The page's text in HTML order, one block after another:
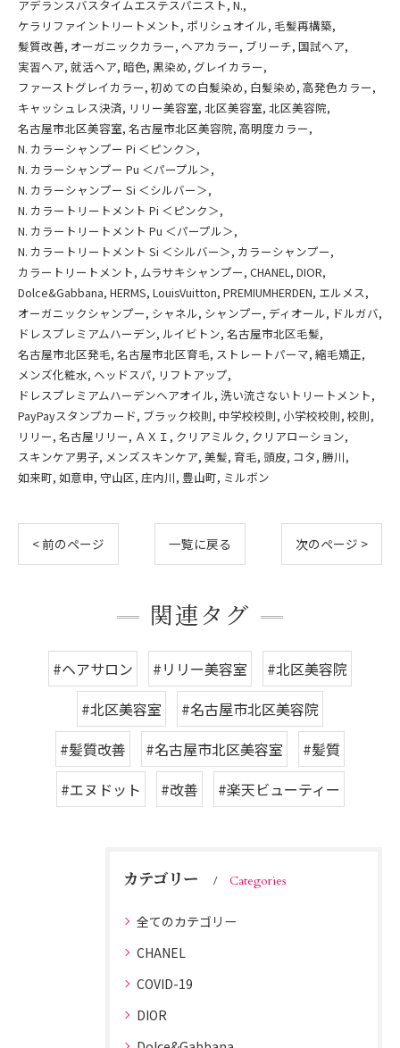
アデランスバスタイムエステスパニスト N.
ケラリファイントリートメント ポリシュオイル 毛髪再構築
髪質改善 オーガニックカラー ヘアカラー ブリーチ 国試ヘア
実習ヘア 就活ヘア 暗色 黒染め グレイカラー
ファーストグレイカラー 初めての白髪染め 白髪染め 高発色カラー
キャッシュレス決済 リリー美容室 北区美容室 北区美容院
名古屋市北区美容室 名古屋市北区美容院 高明度カラー
N. カラーシャンプー Pi ＜ピンク＞
N. カラーシャンプー Pu ＜パープル＞
N. カラーシャンプー Si ＜シルバー＞
N. カラートリートメント Pi ＜ピンク＞
N. カラートリートメント Pu ＜パープル＞
N. カラートリートメント Si ＜シルバー＞ カラーシャンプー
カラートリートメント ムラサキシャンプー CHANEL DIOR
Dolce&Gabbana HERMS LouisVuitton PREMIUMHERDEN エルメス
オーガニックシャンプー シャネル シャンプー ディオール ドルガバ
ドレスプレミアムハーデン ルイビトン 名古屋市北区毛髪
名古屋市北区発毛 名古屋市北区育毛 ストレートパーマ 縮毛矯正
メンズ化粧水 ヘッドスパ リフトアップ
ドレスプレミアムハーデンヘアオイル 洗い流さないトリートメント
PayPayスタンプカード ブラック校則 中学校校則 小学校校則 校則
リリー 名古屋リリー ＡＸＩ クリアミルク クリアローション
スキンケア男子 メンズスキンケア 美髪 育毛 頭皮 コタ 勝川
如来町 如意申 守山区 庄内川 豊山町 ミルボン
< 前のページ 一覧に戻る 次のページ >
関連タグ
#ヘアサロン #リリー美容室
#北区美容院
#北区美容室
#名古屋市北区美容院
#髪質改善
#名古屋市北区美容室
#髪質
#エヌドット
#改善 #楽天ビューティー
カテゴリー Categories
全てのカテゴリー
CHANEL
COVID-19
DIOR